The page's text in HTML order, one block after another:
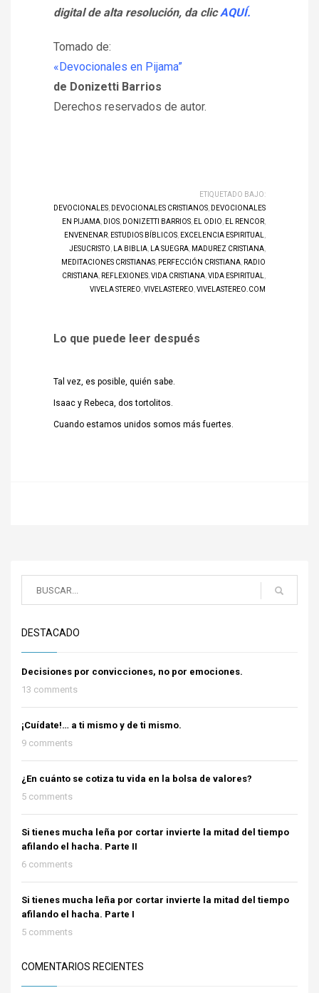
digital de alta resolución, da clicAQUÍ.
Tomado de:
«Devocionales en Pijama”
de Donizetti Barrios
Derechos reservados de autor.
ETIQUETADO BAJO:
DEVOCIONALES DEVOCIONALES CRISTIANOS DEVOCIONALES
EN PIJAMA DIOS DONIZETTI BARRIOS EL ODIO EL RENCOR
ENVENENAR ESTUDIOS BÍBLICOS EXCELENCIA ESPIRITUAL
JESUCRISTO
LA BIBLIA LA SUEGRA MADUREZ CRISTIANA
MEDITACIONES CRISTIANAS PERFECCIÓN CRISTIANA RADIO
CRISTIANA REFLEXIONES VIDA CRISTIANA VIDA ESPIRITUAL
VIVELA STEREO VIVELASTEREO VIVELASTEREO.COM
Lo que puede leer después
Tal vez, es posible, quién sabe.
Isaac y Rebeca, dos tortolitos.
Cuando estamos unidos somos más fuertes.
DESTACADO
Decisiones por convicciones, no por emociones.
13 comments
¡Cuídate!… a ti mismo y de ti mismo.
9 comments
¿En cuánto se cotiza tu vida en la bolsa de valores?
5 comments
Si tienes mucha leña por cortar invierte la mitad del tiempo
afilando el hacha. Parte II
6 comments
Si tienes mucha leña por cortar invierte la mitad del tiempo
afilando el hacha. Parte I
5 comments
COMENTARIOS RECIENTES